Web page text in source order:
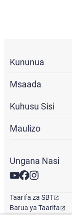
Kununua
Msaada
Kuhusu Sisi
Maulizo
Ungana Nasi
Taarifa za SBT
Barua ya Taarifa